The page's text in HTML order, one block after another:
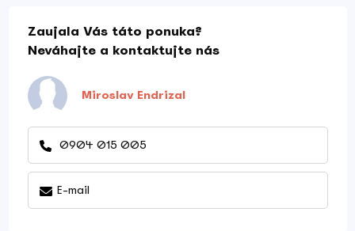
Zaujala Vás táto ponuka?
Neváhajte a kontaktujte nás
Miroslav Endrizal
0904 015 005
E-mail